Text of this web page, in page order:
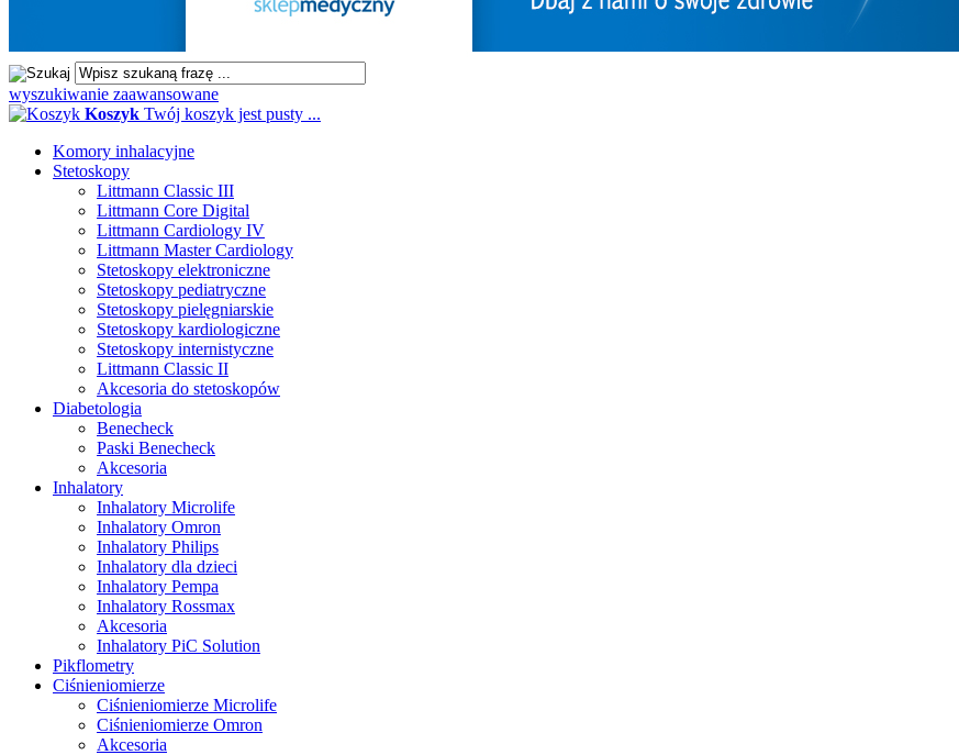
wyszukiwanie zaawansowane
Koszyk Twój koszyk jest pusty ...
Komory inhalacyjne
Stetoskopy
Littmann Classic III
Littmann Core Digital
Littmann Cardiology IV
Littmann Master Cardiology
Stetoskopy elektroniczne
Stetoskopy pediatryczne
Stetoskopy pielęgniarskie
Stetoskopy kardiologiczne
Stetoskopy internistyczne
Littmann Classic II
Akcesoria do stetoskopów
Diabetologia
Benecheck
Paski Benecheck
Akcesoria
Inhalatory
Inhalatory Microlife
Inhalatory Omron
Inhalatory Philips
Inhalatory dla dzieci
Inhalatory Pempa
Inhalatory Rossmax
Akcesoria
Inhalatory PiC Solution
Pikflometry
Ciśnieniomierze
Ciśnieniomierze Microlife
Ciśnieniomierze Omron
Akcesoria